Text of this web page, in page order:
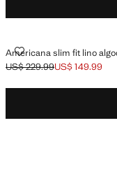
Americana slim fit lino
AMERICANA SLIM FIT
Precio inicial tachado [US$
US$ 229.99
Precio actual [US$ 149.99 ]
US$ 149.99